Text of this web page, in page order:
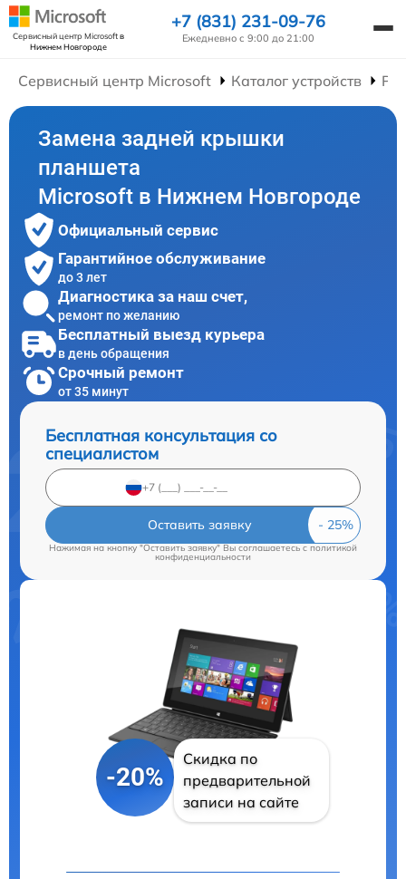
Сервисный центр Microsoftв
Нижнем Новгороде
+7 (831) 231-09-76
Ежедневно с 9:00 до 21:00
Сервисный центр Microsoft Каталог устройств
Замена задней крышки
планшета
Microsoft в Нижнем Новгороде
Официальный сервис
Гарантийное обслуживание
до 3 лет
Диагностика за наш счет,
ремонт по желанию
Бесплатный выезд курьера
в день обращения
Срочный ремонт
от 35 минут
Бесплатная консультация со
специалистом
Оставить заявку
Нажимая на кнопку "Оставить заявку" Вы соглашаетесь cполитикой
конфиденциальности
-20%
Скидка по
предварительной
записи на сайте